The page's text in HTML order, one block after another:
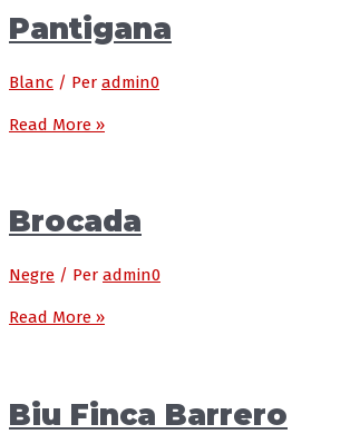
Pantigana
Blanc / Per admin0
Read More »
Brocada
Negre / Per admin0
Read More »
Biu Finca Barrero